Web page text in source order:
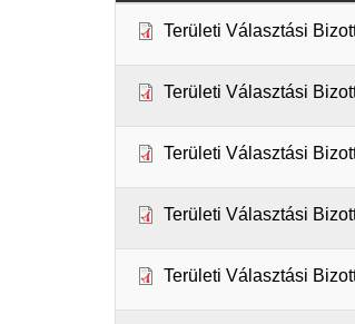
Területi Választási
Területi Választási
Területi Választási
Területi Választási
Területi Választási